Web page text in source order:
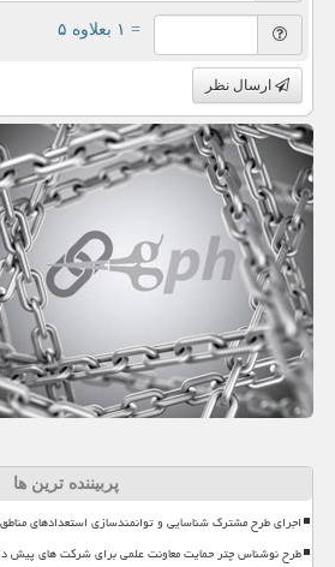
= ۱ بعلاوه ۵
ارسال نظر
پربیننده ترین ها
اجرای طرح مشترک شناسایی و توانمندسازی استعدادهای
طرح نوشناس چتر حمایت معاونت علمی برای شرکت های پیش